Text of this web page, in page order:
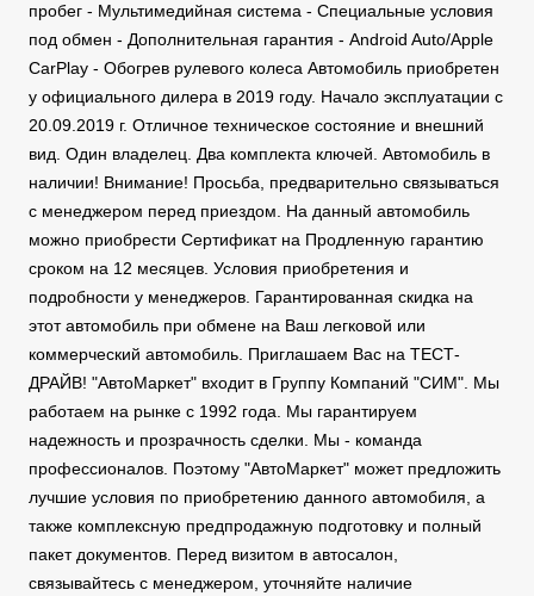
пробег - Мультимедийная система - Специальные условия
под обмен - Дополнительная гарантия - Android Auto/Apple
CarPlay - Обогрев рулевого колеса Автомобиль приобретен
у официального дилера в 2019 году. Начало эксплуатации с
20.09.2019 г. Отличное техническое состояние и внешний
вид. Один владелец. Два комплекта ключей. Автомобиль в
наличии! Внимание! Просьба, предварительно связываться
с менеджером перед приездом. На данный автомобиль
можно приобрести Сертификат на Продленную гарантию
сроком на 12 месяцев. Условия приобретения и
подробности у менеджеров. Гарантированная скидка на
этот автомобиль при обмене на Ваш легковой или
коммерческий автомобиль. Приглашаем Вас на ТЕСТ-
ДРАЙВ! "АвтоМаркет" входит в Группу Компаний "СИМ". Мы
работаем на рынке с 1992 года. Мы гарантируем
надежность и прозрачность сделки. Мы - команда
профессионалов. Поэтому "АвтоМаркет" может предложить
лучшие условия по приобретению данного автомобиля, а
также комплексную предпродажную подготовку и полный
пакет документов. Перед визитом в автосалон,
связывайтесь с менеджером, уточняйте наличие